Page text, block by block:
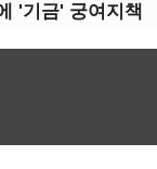
'기금' 궁여지책